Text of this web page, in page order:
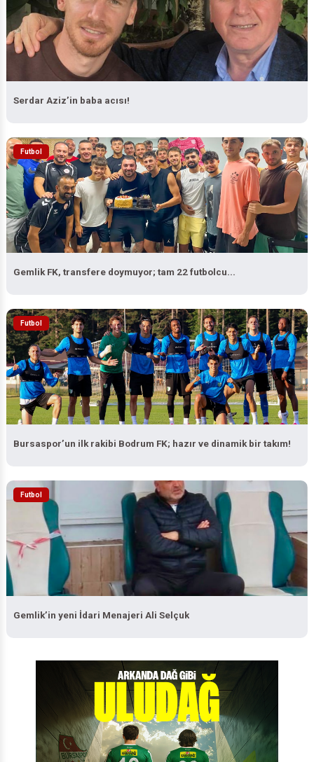
Serdar Aziz’in baba acısı!
Futbol
Gemlik FK, transfere doymuyor; tam 22 futbolcu...
Futbol
Bursaspor’un ilk rakibi Bodrum FK; hazır ve dinamik bir takım!
Futbol
Gemlik’in yeni İdari Menajeri Ali Selçuk